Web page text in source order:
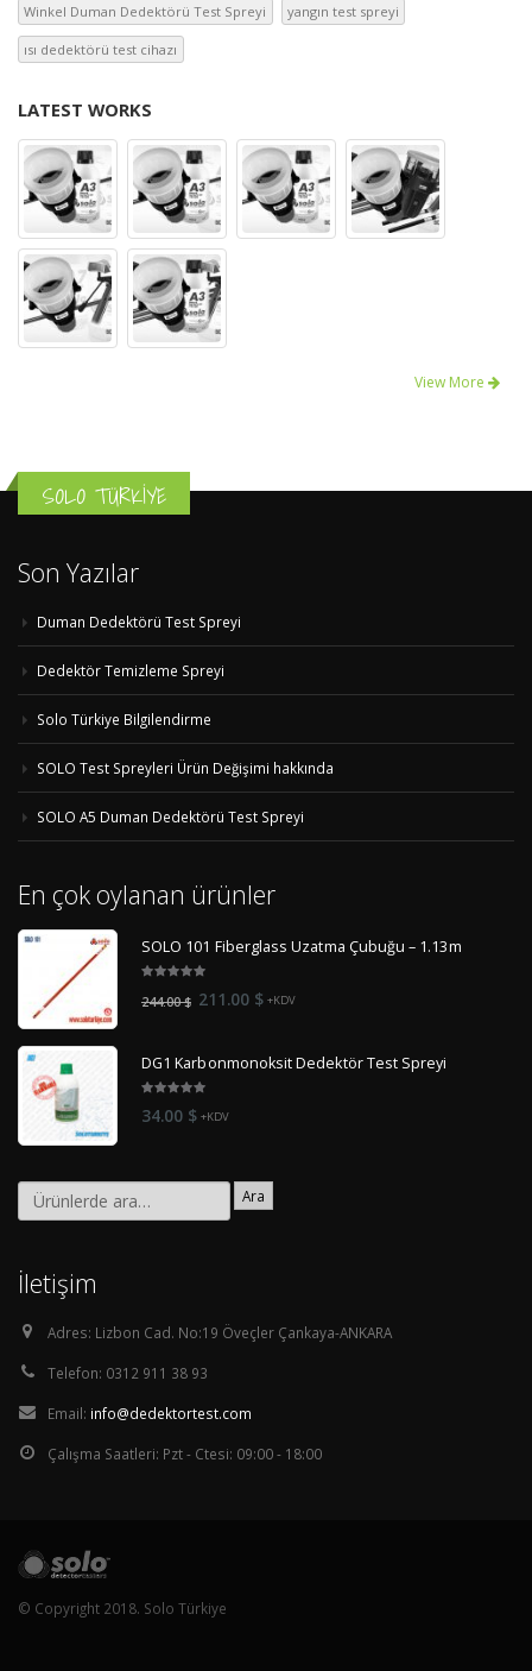
Winkel Duman Dedektörü Test Spreyi yangın test spreyi
ısı dedektörü test cihazı
LATEST WORKS
View More
SOLO TÜRKİYE
Son Yazılar
Duman Dedektörü Test Spreyi
Dedektör Temizleme Spreyi
Solo Türkiye Bilgilendirme
SOLO Test Spreyleri Ürün Değişimi hakkında
SOLO A5 Duman Dedektörü Test Spreyi
En çok oylanan ürünler
SOLO 101 Fiberglass Uzatma Çubuğu – 1.13m
of 5
244.00$ Orijinal
244.00 $.
211.00 $Şu
fiyat:
+KDV
DG1 Karbonmonoksit Dedektör Test Spreyi
5.00 out
of 5
34.00 $ +KDV
Ara
İletişim
Adres: Lizbon Cad. No:19 Öveçler Çankaya-ANKARA
Telefon: 0312 911 38 93
Email: info@dedektortest.com
Çalışma Saatleri: Pzt - Ctesi: 09:00 - 18:00
© Copyright 2018. Solo Türkiye